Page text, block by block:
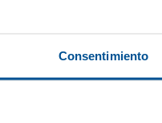
Consentimiento